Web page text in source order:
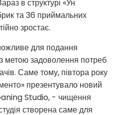
в структурі «Ун
та 36 приймальних
зростає.
для подання
метою задоволення потреб
Саме тому, півтора року
презентувало новий
Studio, - чищення
створена саме для